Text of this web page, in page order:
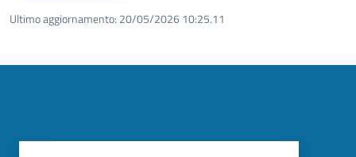
Ultimo aggiornamento: 20/05/2026 10:25.11